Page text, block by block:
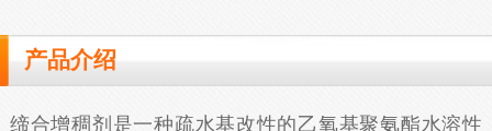
产品介绍
缔合增稠剂是一种疏水基改性的乙氧基聚氨酯水溶性